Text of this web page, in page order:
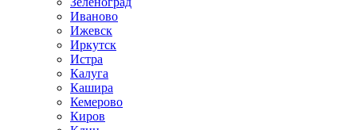
Иваново
Ижевск
Иркутск
Истра
Калуга
Кашира
Кемерово
Киров